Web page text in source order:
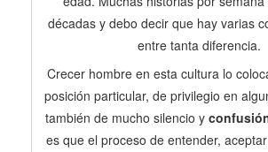
décadas y debo decir que hay varias
entre tanta diferencia.
Crecer hombre en esta cultura lo
posición particular, de privilegio en
también de mucho silencio y
es que el proceso de entender,